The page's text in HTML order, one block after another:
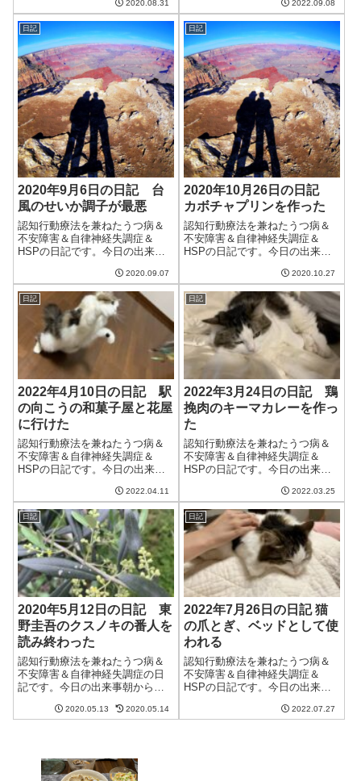
い。ずっとクーラーをつけっぱ
なしなので電気料金がえらいこ
とになっているかと思ったら、
思ったほどではなかった。しか
も、8月の電気使用...
2020.08.31 2022.09.08
日記
2020年9月6日の日記 台
風のせいか調子が最悪
認知行動療法を兼ねたうつ病＆
不安障害＆自律神経失調症＆
HSPの日記です。今日の出来事
近中。我が家は直接の影響はな
いものの、やたらと調子が悪
い。低気圧のときは調子が悪か
ったりするが、ここまで調子が
悪いのは初めて。...
2020.09.07
日記
2020年10月26日の日記
カボチャプリンを作った
認知行動療法を兼ねたうつ病＆
不安障害＆自律神経失調症＆
HSPの日記です。今日の出来事
濯物がよく乾く。天気予報を見
たら週末くらいから最低気温が
10度を切るらしい。もう秋を超
えて冬に入るのか。季節が移り
行くのは早い。...
2020.10.27
日記
2022年4月10日の日記 駅
の向こうの和菓子屋と花屋
に行けた
認知行動療法を兼ねたうつ病＆
不安障害＆自律神経失調症＆
HSPの日記です。今日の出来事
が暑いくらいで散歩が気持ちよ
かった。これくらいの天気がち
ょうどいいなぁ。暖かくなって
きて、我が家の庭に住んでいる
カナヘビも目を覚...
2022.04.11
日記
2022年3月24日の日記 鶏
挽肉のキーマカレーを作っ
た
認知行動療法を兼ねたうつ病＆
不安障害＆自律神経失調症＆
HSPの日記です。今日の出来事
ど、いまいちな天気。それほど
気温が上がらず、寒かった。日
曜日には最高気温が23度とかい
ってるけど、変化が大きいのは
つらいなぁ。午...
2022.03.25
日記
2020年5月12日の日記 東
野圭吾のクスノキの番人を
読み終わった
認知行動療法を兼ねたうつ病＆
不安障害＆自律神経失調症の日
記です。今日の出来事朝から天
わからない天気。洗濯ものを外
た。天気に文句を...
2020.05.13 2020.05.14
日記
2022年7月26日の日記 猫
の爪とぎ、ベッドとして使
われる
認知行動療法を兼ねたうつ病＆
不安障害＆自律神経失調症＆
HSPの日記です。今日の出来事
ど湿度が高く、蒸し暑い一日だ
2022.07.27